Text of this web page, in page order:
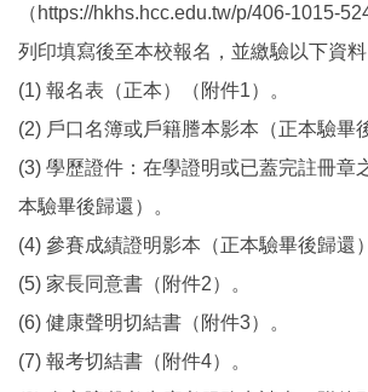
（https://hkhs.hcc.edu.tw/p/406-1015-
列印填寫後至本校報名，並繳驗以下資料
(1) 報名表（正本）（附件1）。
(2) 戶口名簿或戶籍謄本影本（正本驗畢
(3) 學歷證件：在學證明或已蓋完註冊章
本驗畢後歸還）。
(4) 參賽成績證明影本（正本驗畢後歸還
(5) 家長同意書（附件2）。
(6) 健康聲明切結書（附件3）。
(7) 報考切結書（附件4）。